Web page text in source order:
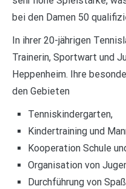
bei den Damen 50
In ihrer 20-jährigen
Trainerin, Sportwart und
Heppenheim. Ihre
den Gebieten
Tenniskindergarten,
Kindertraining und
Kooperation Schule
Organisation von
Durchführung von